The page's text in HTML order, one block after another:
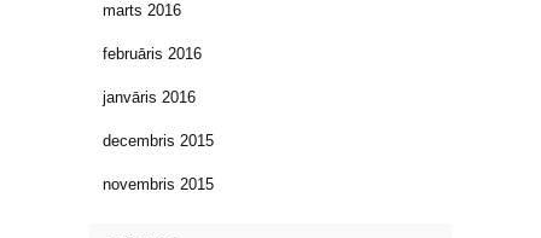
marts 2016
februāris 2016
janvāris 2016
decembris 2015
novembris 2015